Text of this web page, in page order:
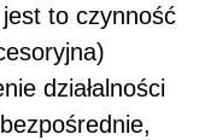
to czynność
działalności